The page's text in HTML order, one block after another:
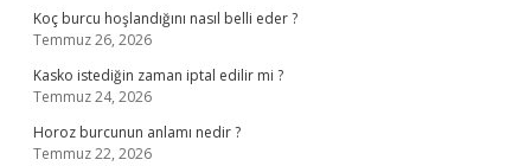
Koç burcu hoşlandığını nasıl belli eder ?
Temmuz 26, 2026
Kasko istediğin zaman iptal edilir mi ?
Temmuz 24, 2026
Horoz burcunun anlamı nedir ?
Temmuz 22, 2026